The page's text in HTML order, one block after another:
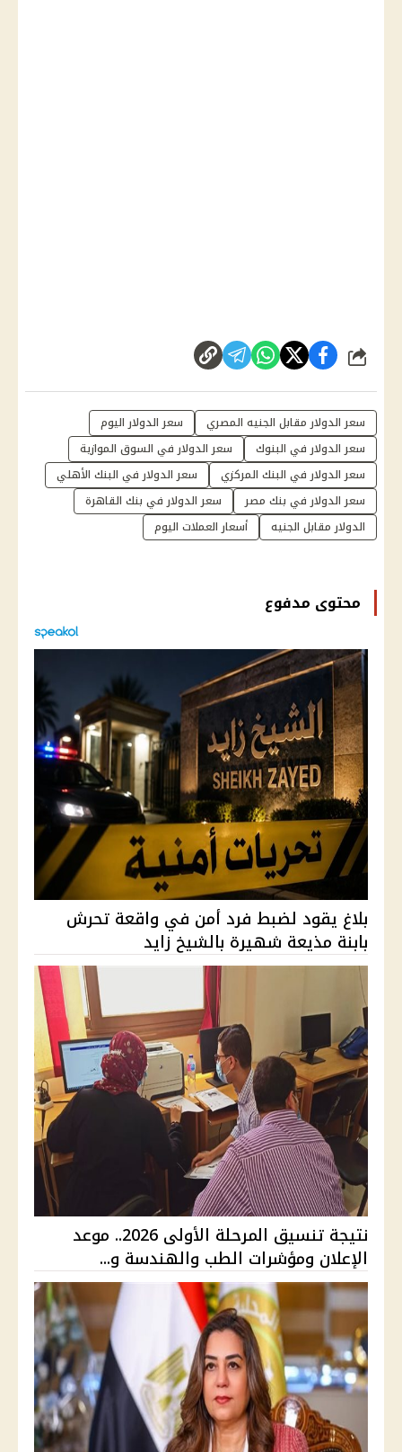
شارك
سعر الدولار مقابل الجنيه المصري
سعر الدولار اليوم
سعر الدولار في البنوك
سعر الدولار في السوق الموازية
سعر الدولار في البنك المركزي
سعر الدولار في البنك الأهلي
سعر الدولار في بنك مصر
سعر الدولار في بنك القاهرة
الدولار مقابل الجنيه
أسعار العملات اليوم
محتوى مدفوع
بلاغ يقود لضبط فرد أمن في واقعة تحرش
بابنة مذيعة شهيرة بالشيخ زايد
نتيجة تنسيق المرحلة الأولى 2026.. موعد
الإعلان ومؤشرات الطب والهندسة و...